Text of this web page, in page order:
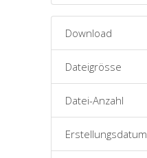
Download
Dateigrösse
Datei-Anzahl
Erstellungsdatum